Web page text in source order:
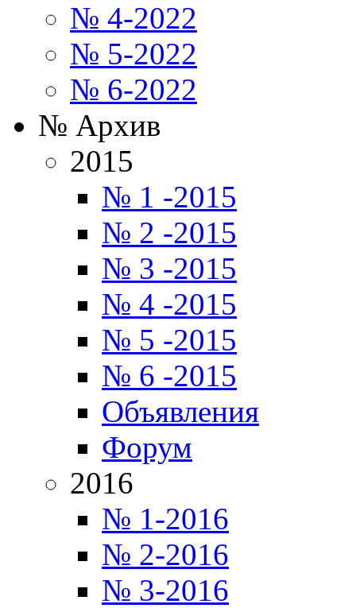
№ 4-2022
№ 5-2022
№ 6-2022
№ Архив
2015
№ 1 -2015
№ 2 -2015
№ 3 -2015
№ 4 -2015
№ 5 -2015
№ 6 -2015
Объявления
Форум
2016
№ 1-2016
№ 2-2016
№ 3-2016